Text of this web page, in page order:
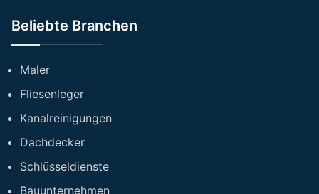
Beliebte Branchen
Maler
Fliesenleger
Kanalreinigungen
Dachdecker
Schlüsseldienste
Bauunternehmen